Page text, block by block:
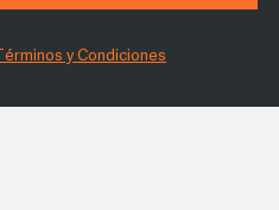
Términos y Condiciones